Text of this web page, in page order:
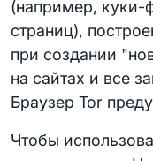
(например, куки-
страниц),
при создании
на сайтах и все
Браузер Tor
Чтобы